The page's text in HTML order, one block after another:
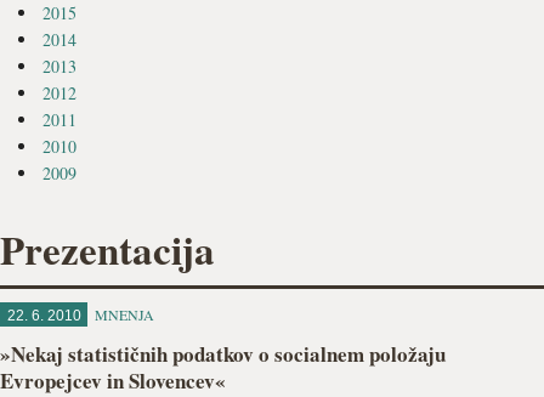
2015
2014
2013
2012
2011
2010
2009
Prezentacija
22. 6. 2010 MNENJA
»Nekaj statističnih podatkov o socialnem položaju
Evropejcev in Slovencev«